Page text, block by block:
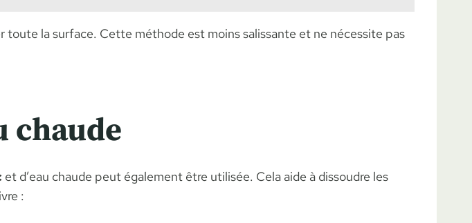
la surface. Cette méthode est moins salissante et ne nécessite pas
chaude
et d’eau chaude peut également être utilisée. Cela aide à dissoudre les
: